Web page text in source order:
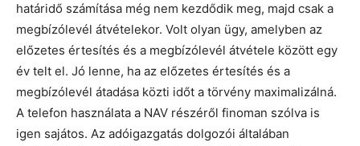
határidő számítása még nem kezdődik meg, majd csak a
megbízólevél átvételekor. Volt olyan ügy, amelyben az
előzetes értesítés és a megbízólevél átvétele között egy
év telt el. Jó lenne, ha az előzetes értesítés és a
megbízólevél átadása közti időt a törvény maximalizálná.
A telefon használata a NAV részéről finoman szólva is
igen sajátos. Az adóigazgatás dolgozói általában